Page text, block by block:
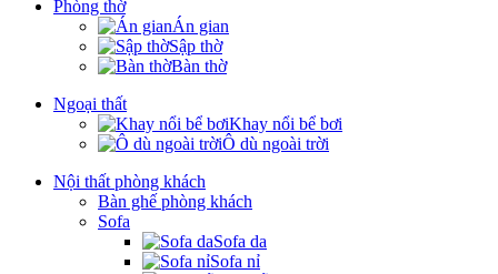
Phòng thờ
Án gian
Sập thờ
Bàn thờ
Ngoại thất
Khay nổi bể bơi
Ô dù ngoài trời
Nội thất phòng khách
Bàn ghế phòng khách
Sofa
Sofa da
Sofa nỉ